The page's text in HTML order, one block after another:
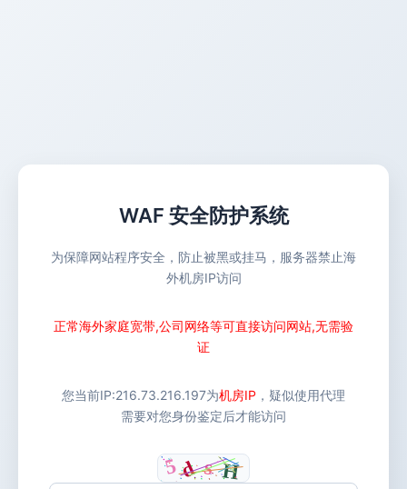
WAF 安全防护系统
为保障网站程序安全，防止被黑或挂马，服务器禁止海
外机房IP访问
正常海外家庭宽带,公司网络等可直接访问网站,无需验
证
您当前IP:216.73.216.197为机房IP ，疑似使用代理
需要对您身份鉴定后才能访问